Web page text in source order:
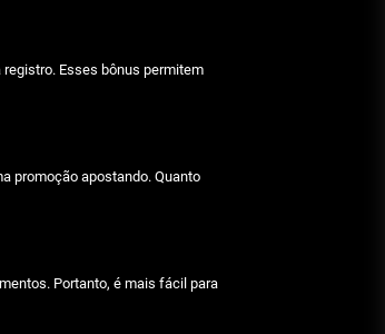
Esses bônus permitem
promoção apostando. Quanto
Portanto, é mais fácil para